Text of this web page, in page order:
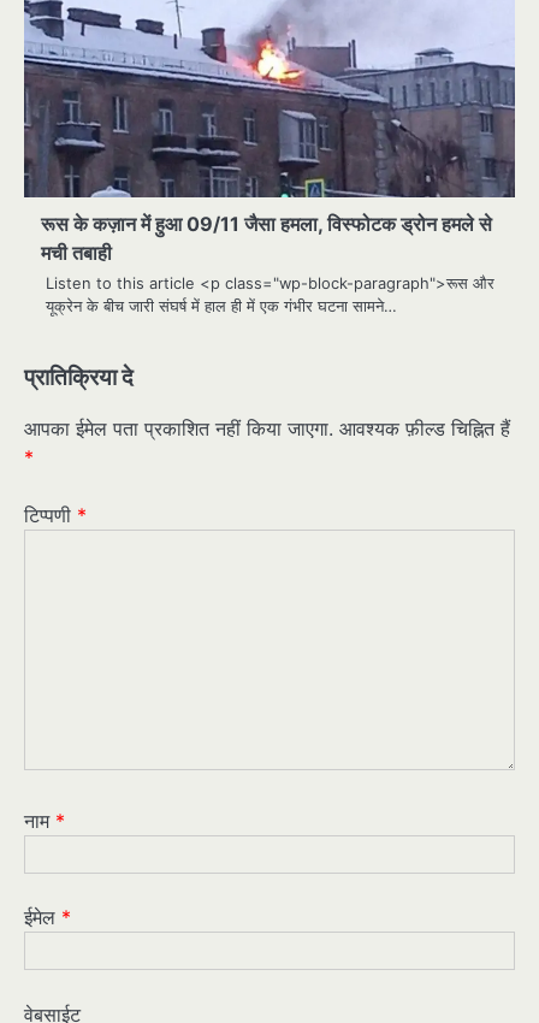
रूस के कज़ान में हुआ 09/11 जैसा हमला, विस्फोटक ड्रोन हमले से
मची तबाही
Listen to this article <p class="wp-block-paragraph">रूस और
यूक्रेन के बीच जारी संघर्ष में हाल ही में एक गंभीर घटना सामने…
प्रातिक्रिया दे
आपका ईमेल पता प्रकाशित नहीं किया जाएगा. आवश्यक फ़ील्ड चिह्नित हैं
*
टिप्पणी *
नाम *
ईमेल *
वेबसाईट